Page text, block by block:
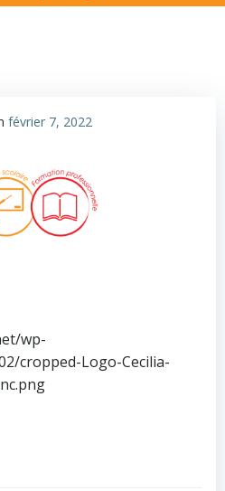
février 7, 2022
wp-
cropped-Logo-Cecilia-